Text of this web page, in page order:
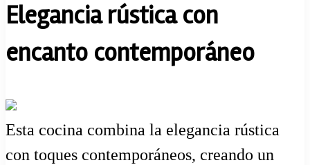
Elegancia rústica con
encanto contemporáneo
Esta cocina combina la elegancia rústica
con toques contemporáneos, creando un